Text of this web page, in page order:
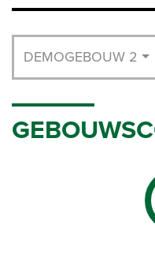
DEMOGEBOUW 2